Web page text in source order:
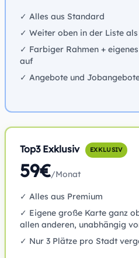
✓ Alles aus Standard
✓ Weiter oben in der Liste
✓ Farbiger Rahmen +
auf
✓ Angebote und
Top3 Exklusiv EXKLUSIV
59€/Monat
✓ Alles aus Premium
✓ Eigene große Karte ganz
allen anderen, unabhängig
✓ Nur 3 Plätze pro Stadt